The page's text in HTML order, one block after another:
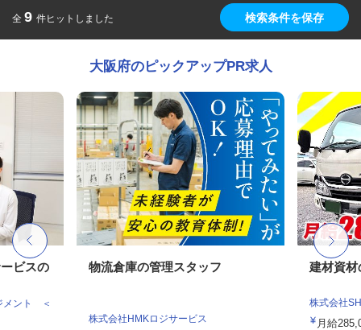
全 9 件ヒットしました 検索条件を保存
大阪府のピックアップPR求人
ビスの
メント ＜
物流倉庫の管理スタッフ
株式会社HMKロジサービス
建材資
株式会社
月給